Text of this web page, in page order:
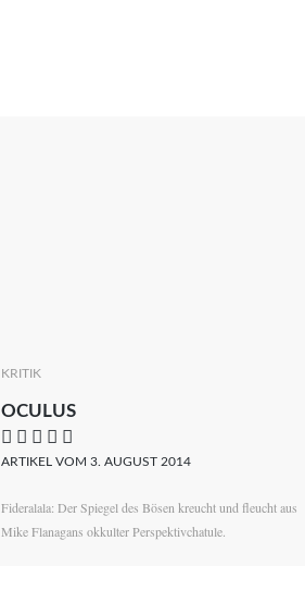
KRITIK
OCULUS
    
ARTIKEL VOM 3. AUGUST 2014
Fideralala: Der Spiegel des Bösen kreucht und fleucht aus
Mike Flanagans okkulter Perspektivchatule.